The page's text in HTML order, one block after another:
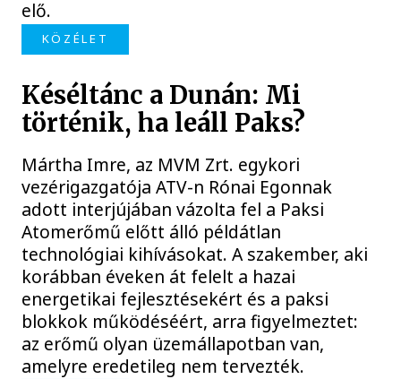
elő.
KÖZÉLET
Késéltánc a Dunán: Mi
történik, ha leáll Paks?
Mártha Imre, az MVM Zrt. egykori
vezérigazgatója ATV-n Rónai Egonnak
adott interjújában vázolta fel a Paksi
Atomerőmű előtt álló példátlan
technológiai kihívásokat. A szakember, aki
korábban éveken át felelt a hazai
energetikai fejlesztésekért és a paksi
blokkok működéséért, arra figyelmeztet:
az erőmű olyan üzemállapotban van,
amelyre eredetileg nem tervezték.